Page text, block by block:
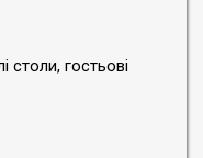
столи, гостьові